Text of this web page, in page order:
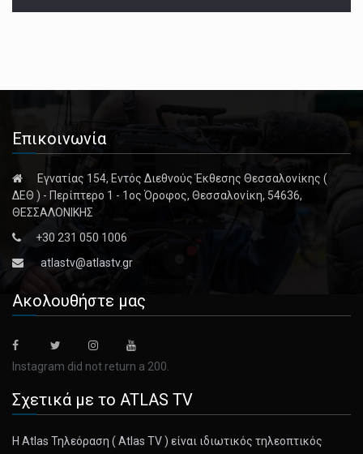
Επικοινωνία
Εγνατίας 154, Εντός Διεθνούς Έκθεσης Θεσσαλονίκης (
ΔΕΘ ) - Περίπτερο 1 - 1ος Όροφος, Θεσσαλονίκη, 54636,
ΘΕΣΣΑΛΟΝΙΚΗΣ
+30 231 050 1006
atlastv@atlastv.gr
Ακολουθήστε μας
Instagram did not return a 200.
Σχετικά με το ATLAS TV
Η Atlas Τηλεόραση ( Atlas TV ) είναι ιδιωτικός τηλεοπτικός